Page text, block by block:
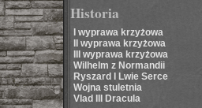
Historia
I wyprawa krzyżowa
II wyprawa krzyżowa
III wyprawa krzyżowa
Wilhelm z Normandii
Ryszard I Lwie Serce
Wojna stuletnia
Vlad III Dracula